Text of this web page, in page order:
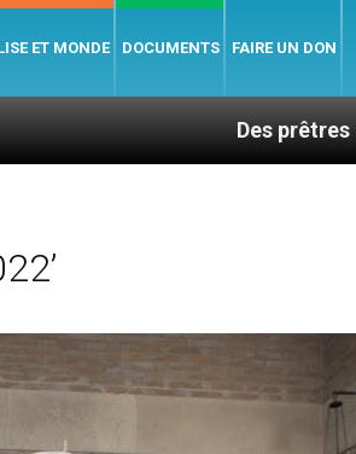
ET MONDE DOCUMENTS FAIRE UN DON
Des prêtres allemands